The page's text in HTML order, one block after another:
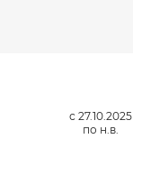
с 27.10.2025
по н.в.